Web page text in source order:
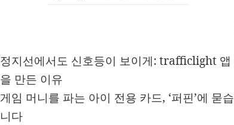
정지선에서도 신호등이 보이게: trafficlight 앱
을 만든 이유
게임 머니를 파는 아이 전용 카드, ‘퍼핀’에 묻습
니다